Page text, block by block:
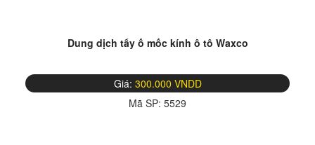
Dung dịch tẩy ố mốc kính ô tô Waxco
Giá: 300.000 VNDD
Mã SP: 5529